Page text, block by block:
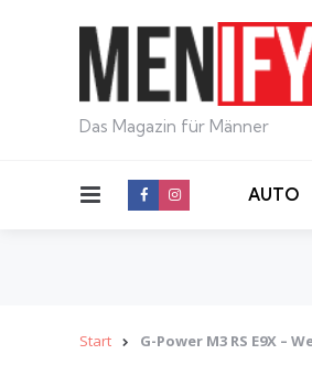
Das Magazin für Männer
Menu AUTO
Start G-Power M3 RS E9X –